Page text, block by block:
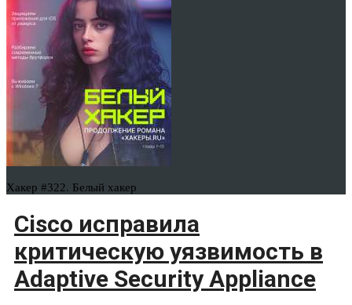
Хакер #322. Белый хакер
Cisco исправила
критическую уязвимость в
Adaptive Security Appliance